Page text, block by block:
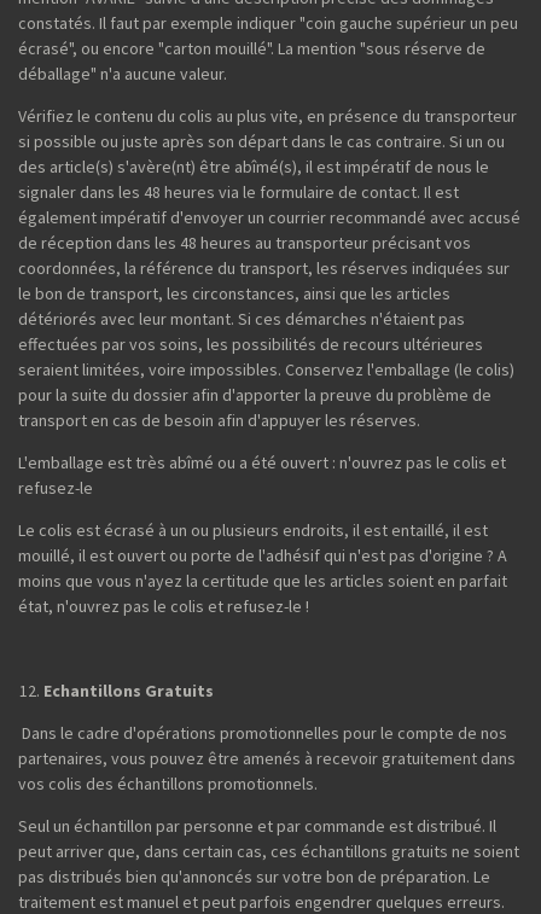
constatés. Il faut par exemple indiquer "coin gauche supérieur un peu
écrasé", ou encore "carton mouillé". La mention "sous réserve de
déballage" n'a aucune valeur.
Vérifiez le contenu du colis au plus vite, en présence du transporteur
si possible ou juste après son départ dans le cas contraire. Si un ou
des article(s) s'avère(nt) être abîmé(s), il est impératif de nous le
signaler dans les 48 heures via le formulaire de contact. Il est
également impératif d'envoyer un courrier recommandé avec accusé
de réception dans les 48 heures au transporteur précisant vos
coordonnées, la référence du transport, les réserves indiquées sur
le bon de transport, les circonstances, ainsi que les articles
détériorés avec leur montant. Si ces démarches n'étaient pas
effectuées par vos soins, les possibilités de recours ultérieures
seraient limitées, voire impossibles. Conservez l'emballage (le colis)
pour la suite du dossier afin d'apporter la preuve du problème de
transport en cas de besoin afin d'appuyer les réserves.
L'emballage est très abîmé ou a été ouvert : n'ouvrez pas le colis et
refusez-le
Le colis est écrasé à un ou plusieurs endroits, il est entaillé, il est
mouillé, il est ouvert ou porte de l'adhésif qui n'est pas d'origine ? A
moins que vous n'ayez la certitude que les articles soient en parfait
état, n'ouvrez pas le colis et refusez-le !
Echantillons Gratuits
Dans le cadre d'opérations promotionnelles pour le compte de nos
partenaires, vous pouvez être amenés à recevoir gratuitement dans
vos colis des échantillons promotionnels.
Seul un échantillon par personne et par commande est distribué. Il
peut arriver que, dans certain cas, ces échantillons gratuits ne soient
pas distribués bien qu'annoncés sur votre bon de préparation. Le
traitement est manuel et peut parfois engendrer quelques erreurs.